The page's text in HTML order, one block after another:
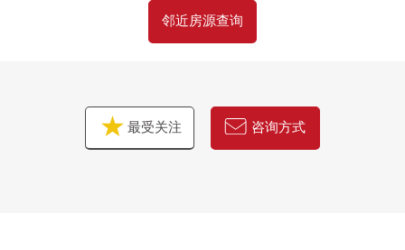
邻近房源查询
最受关注 咨询方式